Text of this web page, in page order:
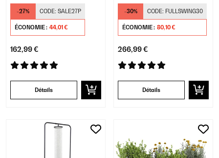
Anthracite
-27% CODE: SALE27P
ÉCONOMIE : 44,01 €
162,99 €
Détails
-30% CODE: FULLSWING30
ÉCONOMIE : 80,10 €
266,99 €
Détails